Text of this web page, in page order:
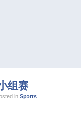
组赛
inSports